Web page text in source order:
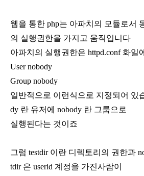
웹을 통한 php는 아파치의 모듈로서
의 실행권한을 가지고 움직입니다
아파치의 실행권한은 httpd.conf 화일
User nobody
Group nobody
일반적으로 이런식으로 지정되어 있
dy 란 유저에 nobody 란 그룹으로
실행된다는 것이죠
그럼 testdir 이란 디렉토리의 권한과
tdir 은 userid 계정을 가진사람이